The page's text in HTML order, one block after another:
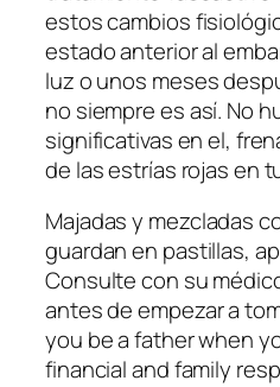
estos cambios
estado anterior al
luz o unos meses
no siempre es así. No
significativas en el,
de las estrías rojas en
Majadas y mezcladas
guardan en pastillas,
Consulte con su
antes de empezar a
you be a father when
financial and family